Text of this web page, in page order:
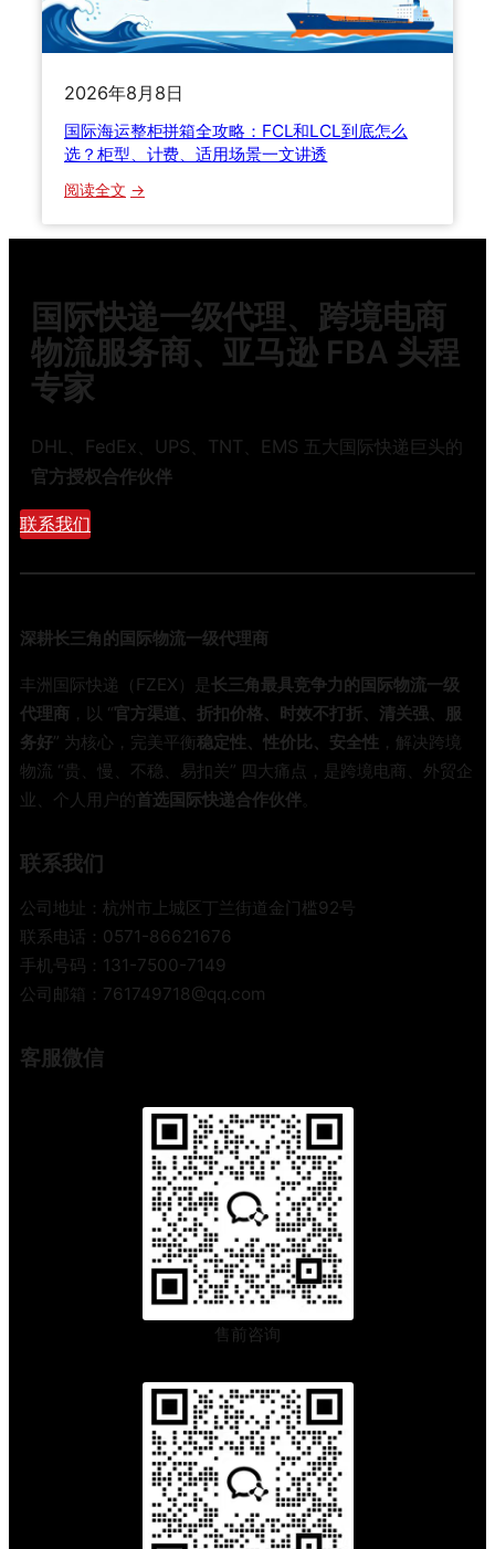
效
成
全
定
南
：
寄
包
裹
到
要
少
坑
才
明
白
？
2026年8月8日
国际海运整柜拼箱全攻略：FCL和LCL到底怎么
选？柜型、计费、适用场景一文讲透
阅读全文 ：
际
整
柜
拼
攻
略
L
C
到
底
怎
么
选
、
、
适
国际快递一级代理、跨境电商
物流服务商、亚马逊 FBA 头程
专家
DHL、FedEx、UPS、TNT、EMS 五大国际快递巨头的
官方授权合作伙伴
联系我们
深耕长三角的国际物流一级代理商
丰洲国际快递（FZEX）是 长三角最具竞争力的国际物流一级
代理商 ，以 “官方渠道、折扣价格、时效不打折、清关强、服
务好” 为核心，完美平衡稳定性、性价比、安全性 ，解决跨境
物流 “贵、慢、不稳、易扣关” 四大痛点，是跨境电商、外贸企
业、个人用户的首选国际快递合作伙伴
联系我们
公司地址：杭州市上城区丁兰街道金门槛92号
联系电话：0571-86621676
手机号码：131-7500-7149
公司邮箱：761749718@qq.com
客服微信
售前咨询